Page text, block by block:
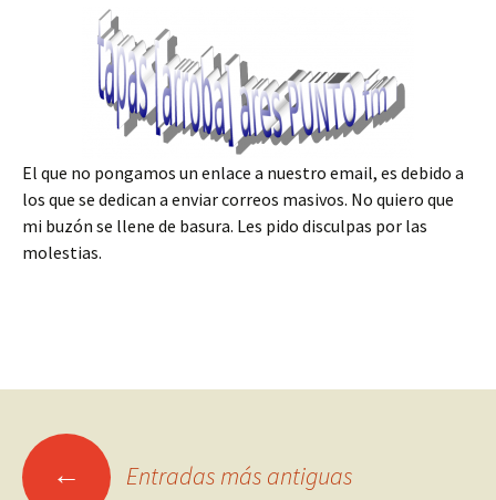
El que no pongamos un enlace a nuestro email, es debido a
los que se dedican a enviar correos masivos. No quiero que
mi buzón se llene de basura. Les pido disculpas por las
molestias.
Ir ← Entradas más antiguas